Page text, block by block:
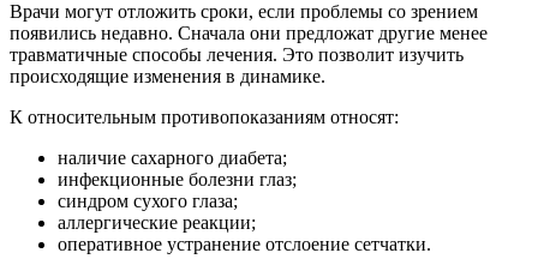
Врачи могут отложить сроки, если проблемы со зрением
появились недавно. Сначала они предложат другие менее
травматичные способы лечения. Это позволит изучить
происходящие изменения в динамике.
К относительным противопоказаниям относят:
наличие сахарного диабета;
инфекционные болезни глаз;
синдром сухого глаза;
аллергические реакции;
оперативное устранение отслоение сетчатки.